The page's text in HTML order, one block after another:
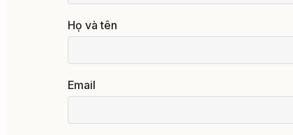
Họ và tên
Email